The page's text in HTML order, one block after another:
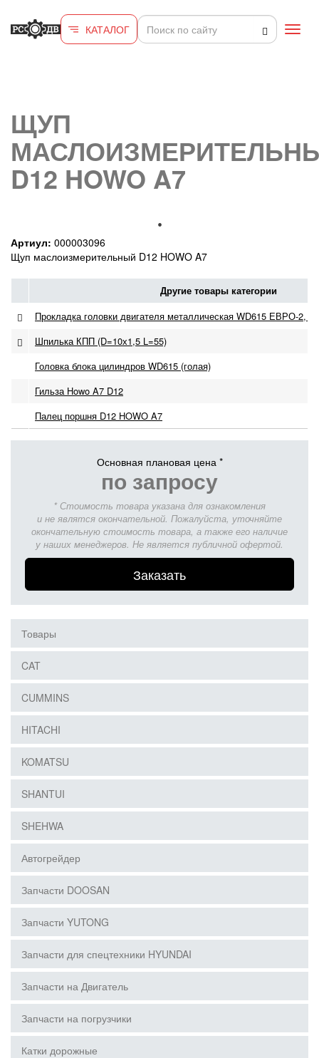
КАТАЛОГ
ЩУП
D12 HOWO A7
Артиул: 000003096
Щуп маслоизмерительный D12 HOWO A7
Другие товары категории
Прокладка головки двигателя металлическая WD615 ЕВРО-2,
Шпилька КПП (D=10х1,5 L=55)
Головка блока цилиндров WD615 (голая)
Гильза Howo A7 D12
Палец поршня D12 HOWO A7
Основная плановая цена *
по запросу
* Стоимость товара указана для ознакомления
и не являтся окончательной. Пожалуйста, уточняйте
окончательную стоимость товара, а также его наличие
у наших менеджеров. Не является публичной офертой.
Заказать
Товары
CAT
CUMMINS
HITACHI
KOMATSU
SHANTUI
SHEHWA
Автогрейдер
Запчасти DOOSAN
Запчасти YUTONG
Запчасти для спецтехники HYUNDAI
Запчасти на Двигатель
Запчасти на погрузчики
Катки дорожные